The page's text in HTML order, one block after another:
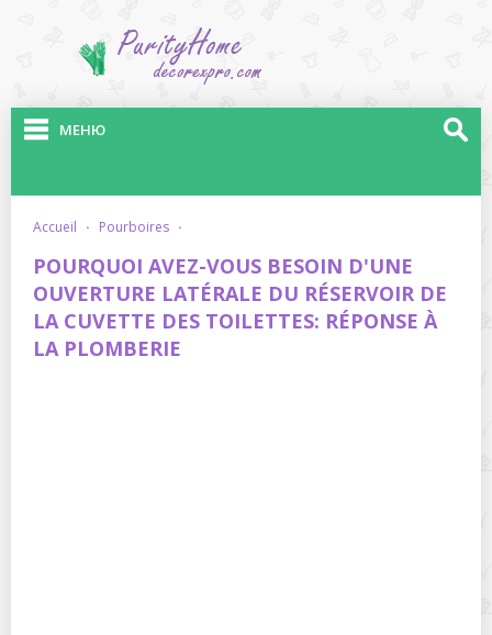
МЕНЮ
accueil · pourboires ·
POURQUOI AVEZ-VOUS BESOIN D'UNE
OUVERTURE LATÉRALE DU RÉSERVOIR DE
LA CUVETTE DES TOILETTES: RÉPONSE À
LA PLOMBERIE